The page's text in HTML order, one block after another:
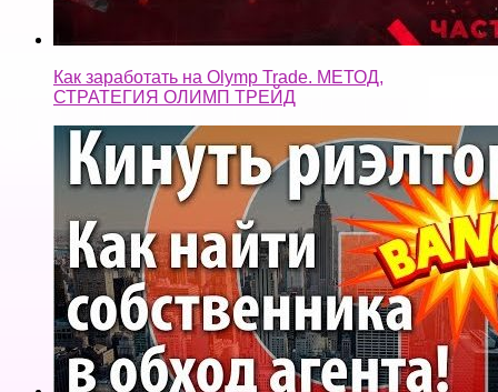
Как заработать на Olymp Trade. МЕТОД,
СТРАТЕГИЯ ОЛИМП ТРЕЙД